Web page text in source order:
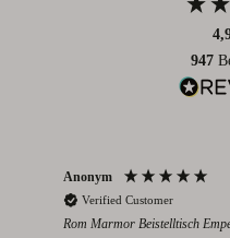
947
Anonym
Verified Customer
Rom Marmor Beistelltisch